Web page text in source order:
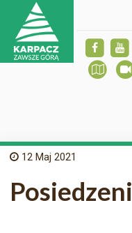
12 Maj 2021